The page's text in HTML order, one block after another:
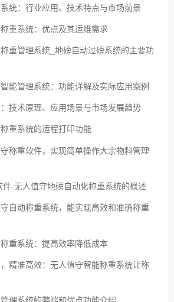
统：行业应用、技术特点与市场前景
重系统：优点及其运维需求
重管理系统_地磅自动过磅系统的主要功
能管理系统：功能详解及实际应用案例
技术原理、应用场景与市场发展趋势
重系统的运程打印功能
称重软件，实现简单操作大宗物料管理
-无人值守地磅自动化称重系统的概述
自动称重系统，能实现高效和准确称重
重系统：提高效率降低成本
精准高效：无人值守智能称重系统让称